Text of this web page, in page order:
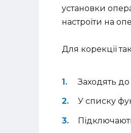
установки
настроїти на
Для корекції
Заходять
У списку